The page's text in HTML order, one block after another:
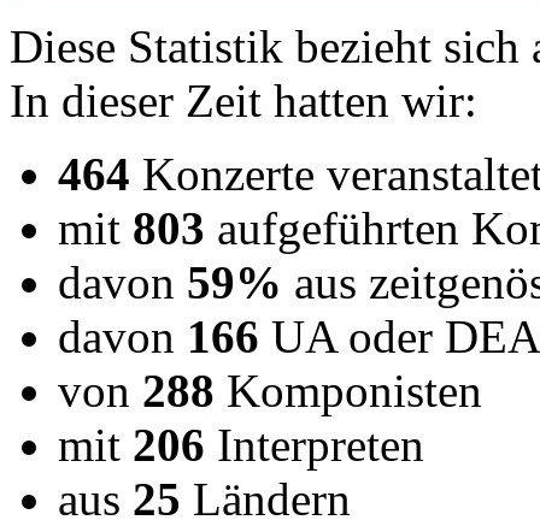
Diese Statistik bezieht
In dieser Zeit hatten wir:
464 Konzerte
mit 803 aufgeführten
davon 59% aus
davon 166 UA oder DEA
von 288 Komponisten
mit 206 Interpreten
aus 25 Ländern